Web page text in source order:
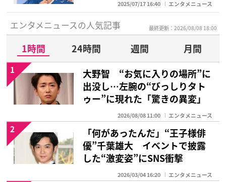
2025/07/17 16:40 エンタメニュース
エンタメニュースの人気記事 最終更新：2026/08/08 18:00
1時間 24時間 週間
月間
大野智 “お気に入りの場所”に
出没し…左腕の“びっしりタト
ゥー”に現れた「驚きの異変」
2026/08/08 11:00 エンタメニュース
1
「何があったんだ」“王子様俳
優”千葉雄大 イベントで披露
した“激変姿”にSNS衝撃
2026/03/04 16:20 エンタメニュース
2